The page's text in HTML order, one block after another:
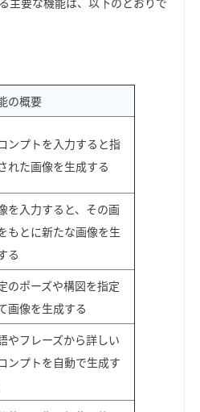
の概要
ンプトを入力すると指
れた画像を生成する
を入力すると、その画
もとに新たな画像を生
る
のポーズや構図を指定
画像を生成する
やフレーズから詳しい
ンプトを自動で生成す